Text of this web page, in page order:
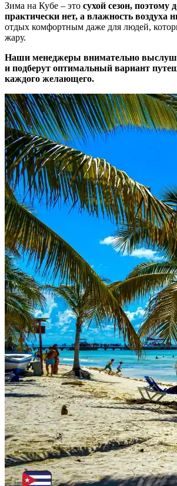
Зима на Кубе – это сухой сезон, поэтому
практически нет, а влажность воздуха
отдых комфортным даже для людей,
жару.
Наши менеджеры внимательно
и подберут оптимальный вариант
каждого желающего.